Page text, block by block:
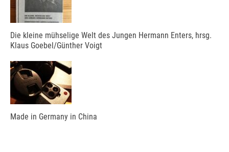
Die kleine mühselige Welt des Jungen Hermann Enters, hrsg.
Klaus Goebel/Günther Voigt
Made in Germany in China